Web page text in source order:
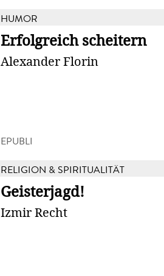
HUMOR
Erfolgreich scheitern
Alexander Florin
EPUBLI
RELIGION & SPIRITUALITÄT
Geisterjagd!
Izmir Recht